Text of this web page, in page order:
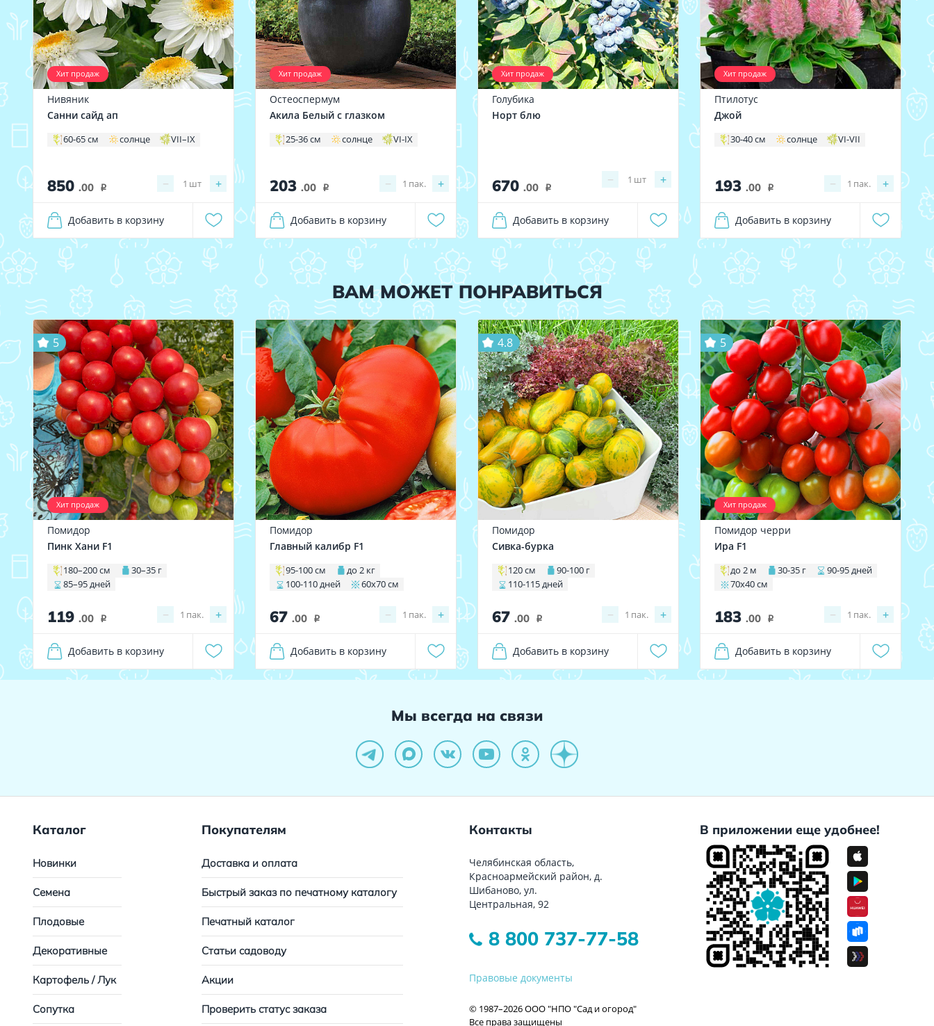
Хит продаж
Нивяник
Санни сайд ап
60-65 см солнце VII–IX
850 .00 i − +
1 шт
Добавить в корзину
Хит продаж
Остеоспермум
Акила Белый с глазком
25-36 см солнце VI-IX
203 .00 i − +
1 пак.
Добавить в корзину
Хит продаж
Голубика
Норт блю
670 .00 i
− +
1 шт
Добавить в корзину
Хит продаж
Птилотус
Джой
30-40 см солнце VI-VII
193 .00 i − +
1 пак.
Добавить в корзину
ВАМ МОЖЕТ ПОНРАВИТЬСЯ
Хит продаж
5
Помидор
Пинк Хани F1
180–200 см
30–35 г
85–95 дней
119 .00 i − +
1 пак.
Добавить в корзину
Помидор
Главный калибр F1
95-100 см
до 2 кг
100-110 дней
60х70 см
67 .00 i − +
1 пак.
Добавить в корзину
4.8
Помидор
Сивка-бурка
120 см
90-100 г
110-115 дней
67 .00 i − +
1 пак.
Добавить в корзину
Хит продаж
5
Помидор черри
Ира F1
до 2 м 30-35 г
90-95 дней
70х40 см
183 .00 i − +
1 пак.
Добавить в корзину
Мы всегда на связи
Каталог
Новинки
Семена
Плодовые
Декоративные
Картофель / Лук
Сопутка
Покупателям
Доставка и оплата
Быстрый заказ по печатному каталогу
Печатный каталог
Статьи садоводу
Акции
Проверить статус заказа
Контакты
Челябинская область,
Красноармейский район, д.
Шибаново, ул.
Центральная, 92
8 800 737-77-58
Правовые документы
© 1987–2026 ООО "НПО "Сад и огород"
Все права защищены
В приложении еще удобнее!